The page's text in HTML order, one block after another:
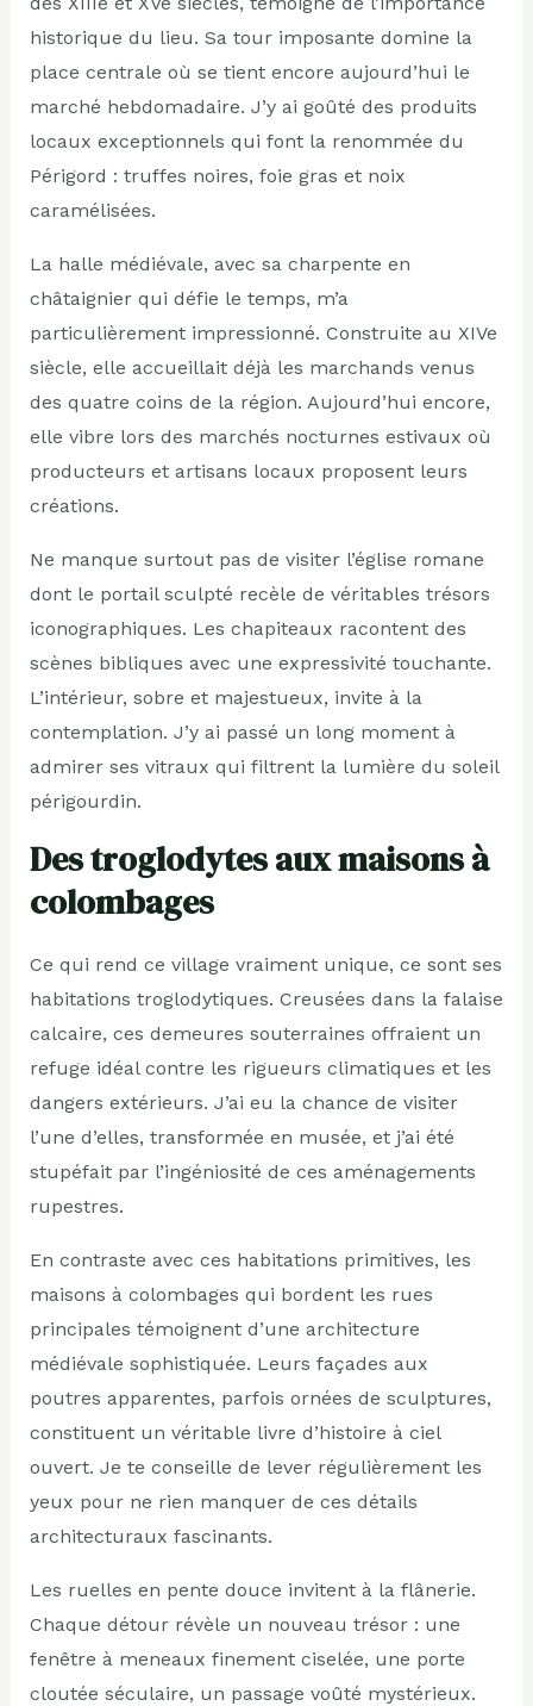
historique du lieu. Sa tour imposante domine la
place centrale où se tient encore aujourd’hui le
marché hebdomadaire. J’y ai goûté des produits
locaux exceptionnels qui font la renommée du
Périgord : truffes noires, foie gras et noix
caramélisées.
La halle médiévale, avec sa charpente en
châtaignier qui défie le temps, m’a
particulièrement impressionné. Construite au XIVe
siècle, elle accueillait déjà les marchands venus
des quatre coins de la région. Aujourd’hui encore,
elle vibre lors des marchés nocturnes estivaux où
producteurs et artisans locaux proposent leurs
créations.
Ne manque surtout pas de visiter l’église romane
dont le portail sculpté recèle de véritables trésors
iconographiques. Les chapiteaux racontent des
scènes bibliques avec une expressivité touchante.
L’intérieur, sobre et majestueux, invite à la
contemplation. J’y ai passé un long moment à
admirer ses vitraux qui filtrent la lumière du soleil
périgourdin.
Des troglodytes aux maisons à
colombages
Ce qui rend ce village vraiment unique, ce sont ses
habitations troglodytiques. Creusées dans la falaise
calcaire, ces demeures souterraines offraient un
refuge idéal contre les rigueurs climatiques et les
dangers extérieurs. J’ai eu la chance de visiter
l’une d’elles, transformée en musée, et j’ai été
stupéfait par l’ingéniosité de ces aménagements
rupestres.
En contraste avec ces habitations primitives, les
maisons à colombages qui bordent les rues
principales témoignent d’une architecture
médiévale sophistiquée. Leurs façades aux
poutres apparentes, parfois ornées de sculptures,
constituent un véritable livre d’histoire à ciel
ouvert. Je te conseille de lever régulièrement les
yeux pour ne rien manquer de ces détails
architecturaux fascinants.
Les ruelles en pente douce invitent à la flânerie.
Chaque détour révèle un nouveau trésor : une
fenêtre à meneaux finement ciselée, une porte
cloutée séculaire, un passage voûté mystérieux.